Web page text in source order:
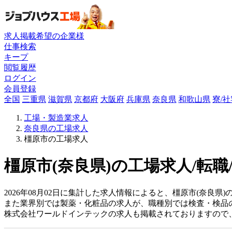
求人掲載希望の企業様
仕事検索
キープ
閲覧履歴
ログイン
会員登録
全国 三重県 滋賀県 京都府 大阪府 兵庫県 奈良県 和歌山県 寮/社
工場・製造業求人
奈良県の工場求人
橿原市の工場求人
橿原市(奈良県)の工場求人/転
2026年08月02日に集計した求人情報によると、橿原市(奈良県)
また業界別では製薬・化粧品の求人が、職種別では検査・検品
株式会社ワールドインテックの求人も掲載されておりますので